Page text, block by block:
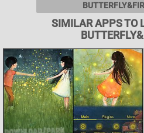
SIMILAR APPS TO